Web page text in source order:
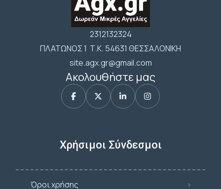
2312132324
ΠΛΑΤΩΝΟΣ 1 Τ.Κ. 54631 ΘΕΣΣΑΛΟΝΙΚΗ
site.agx.gr@gmail.com
Ακολουθήστε μας
Χρήσιμοι Σύνδεσμοι
Όροι χρήσης